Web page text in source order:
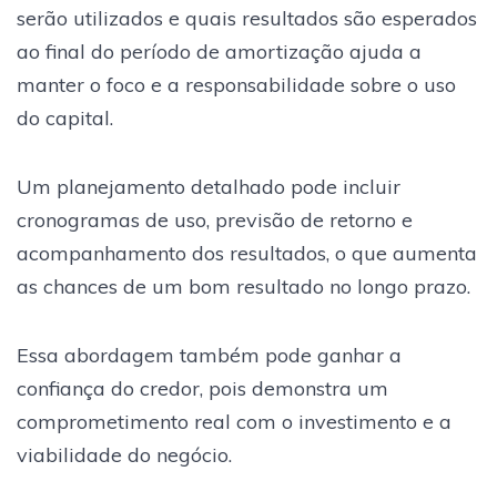
serão utilizados e quais resultados são esperados
ao final do período de amortização ajuda a
manter o foco e a responsabilidade sobre o uso
do capital.
Um planejamento detalhado pode incluir
cronogramas de uso, previsão de retorno e
acompanhamento dos resultados, o que aumenta
as chances de um bom resultado no longo prazo.
Essa abordagem também pode ganhar a
confiança do credor, pois demonstra um
comprometimento real com o investimento e a
viabilidade do negócio.